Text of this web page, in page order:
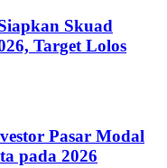
Skuad
Target Lolos
Pasar Modal
pada 2026